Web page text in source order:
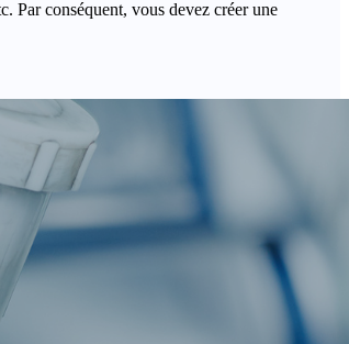
Par conséquent, vous devez créer une